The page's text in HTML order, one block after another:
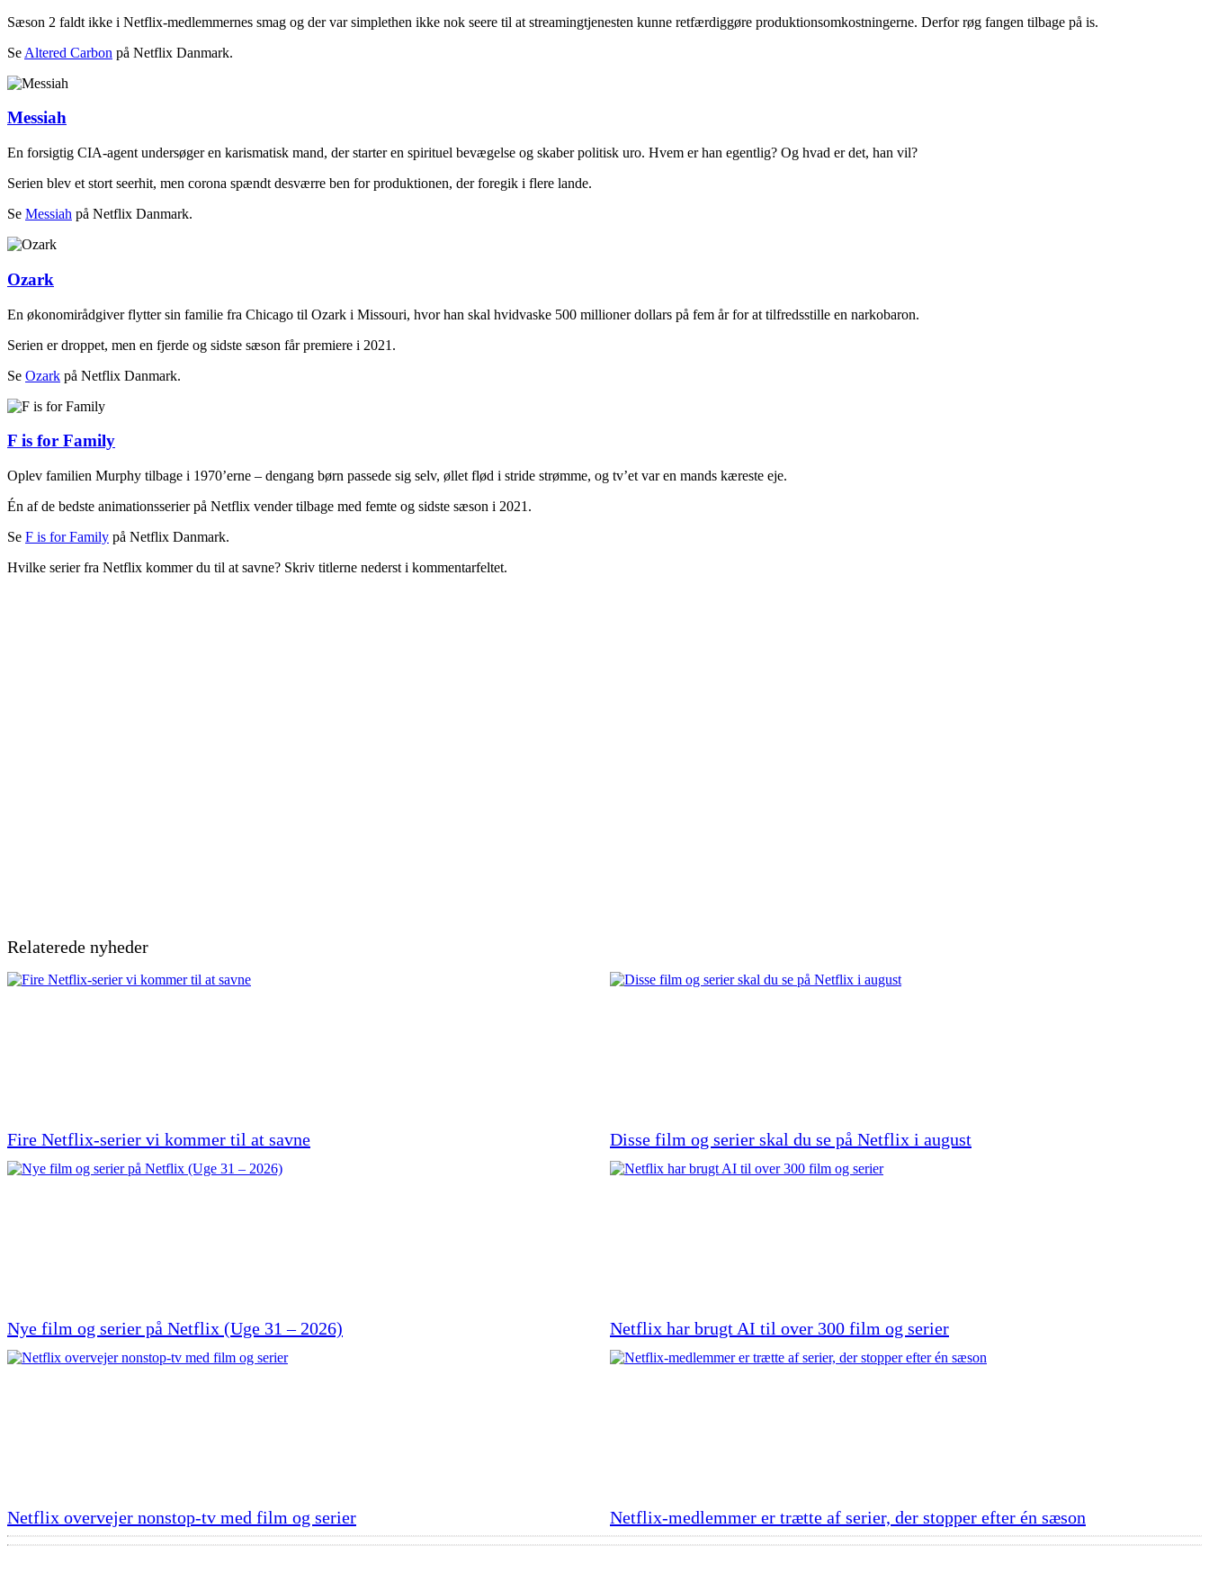
Sæson 2 faldt ikke i Netflix-medlemmernes smag og der var simplethen ikke nok seere til at streamingtjenesten kunne retfærdiggøre produktionsomkostningerne. Derfor røg fangen tilbage på is.
Se Altered Carbon på Netflix Danmark.
Messiah
En forsigtig CIA-agent undersøger en karismatisk mand, der starter en spirituel bevægelse og skaber politisk uro. Hvem er han egentlig? Og hvad er det, han vil?
Serien blev et stort seerhit, men corona spændt desværre ben for produktionen, der foregik i flere lande.
Se Messiah på Netflix Danmark.
Ozark
En økonomirådgiver flytter sin familie fra Chicago til Ozark i Missouri, hvor han skal hvidvaske 500 millioner dollars på fem år for at tilfredsstille en narkobaron.
Serien er droppet, men en fjerde og sidste sæson får premiere i 2021.
Se Ozark på Netflix Danmark.
F is for Family
Oplev familien Murphy tilbage i 1970’erne – dengang børn passede sig selv, øllet flød i stride strømme, og tv’et var en mands kæreste eje.
Én af de bedste animationsserier på Netflix vender tilbage med femte og sidste sæson i 2021.
Se F is for Family på Netflix Danmark.
Hvilke serier fra Netflix kommer du til at savne? Skriv titlerne nederst i kommentarfeltet.
Relaterede nyheder
Fire Netflix-serier vi kommer til at savne Disse film og serier skal du se på Netflix i august
Nye film og serier på Netflix (Uge 31 – 2026) Netflix har brugt AI til over 300 film og serier
Netflix overvejer nonstop-tv med film og serier Netflix-medlemmer er trætte af serier, der stopper efter én sæson